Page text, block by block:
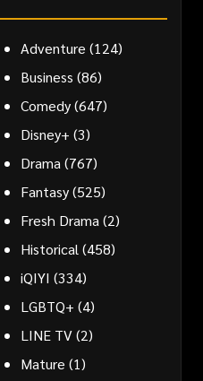
Adventure (124)
Business (86)
Comedy(647)
Disney+ (3)
Drama (767)
Fantasy(525)
Fresh Drama (2)
Historical (458)
iQIYI (334)
LGBTQ+ (4)
LINE TV(2)
Mature (1)